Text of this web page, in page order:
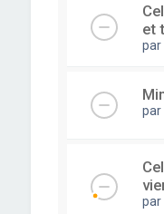
et
par
par
par